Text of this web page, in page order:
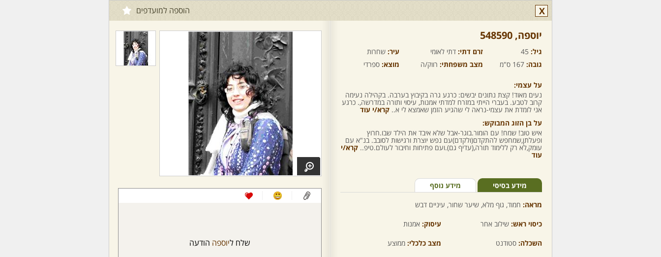
X הוספה למועדפים
יוספה,‏ 548590
גיל: 45 זרם דתי: דתי לאומי עיר: שחרות
גובה: 167 ס"מ מצב משפחתי: רווק/ה מוצא: ספרדי
על עצמי:
נעים מאוד! קצת נתונים יבשים: כרגע גרה בקיבוץ בערבה. בקהילה נעימה
קרוב לטבע. בעברי הייתי במזרח למדתי אמנות, עיסוי ותורה במדרשה,. כרגע
אני לומדת את עצמי-נראה לי שהגיע הזמן שאמצא לי א.. קרא/י עוד
על בן הזוג המבוקש:
איש טוב! שמח! עם הומור.בוגר-אבל שלא איבד את הילד שבו.חרוץ
ופעלתן,שמחפש להתקדם(ולקדם)עם נפש יוצרת ורגישות לסובב. בנ"א עם
עומק,לא רק ללימוד תורה,(עדיף גם).ועם פתיחות וחיבור לעולם.טיפ.. קרא/י
עוד
מידע בסיסי מידע נוסף
מראה: חמוד, גוף מלא, שיער שחור, עיניים דבש
כיסוי ראש: שילוב אחר עיסוק: אמנות
השכלה: סטודנט מצב כלכלי: ממוצע שלח ליוספה הודעה